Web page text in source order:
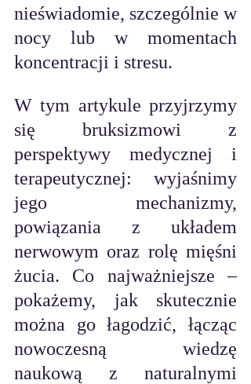
nieświadomie, szczególnie w
nocy lub w momentach
koncentracji i stresu.
W tym artykule przyjrzymy
się bruksizmowi z
perspektywy medycznej i
terapeutycznej: wyjaśnimy
jego mechanizmy,
powiązania z układem
nerwowym oraz rolę mięśni
żucia. Co najważniejsze –
pokażemy, jak skutecznie
można go łagodzić, łącząc
nowoczesną wiedzę
naukową z naturalnymi